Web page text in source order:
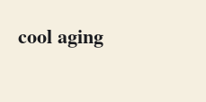
cool aging